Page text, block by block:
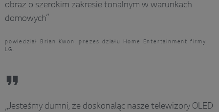
obraz o szerokim zakresie tonalnym w warunkach
domowych”
powiedział Brian Kwon, prezes działu Home Entertainment firmy
LG.
„Jesteśmy dumni, że doskonaląc nasze telewizory OLED